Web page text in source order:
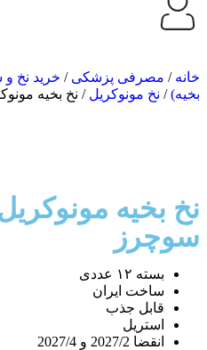
خانه / مصرفی پزشکی / خرید نخ
بخیه)/ نخ مونوکریل / نخ بخیه مونوکریل ۳/۰
سوچرز
بسته ۱۲ عددی
ساخت ایران
قابل جذب
استریل
انقضا 2027/2 و 2027/4